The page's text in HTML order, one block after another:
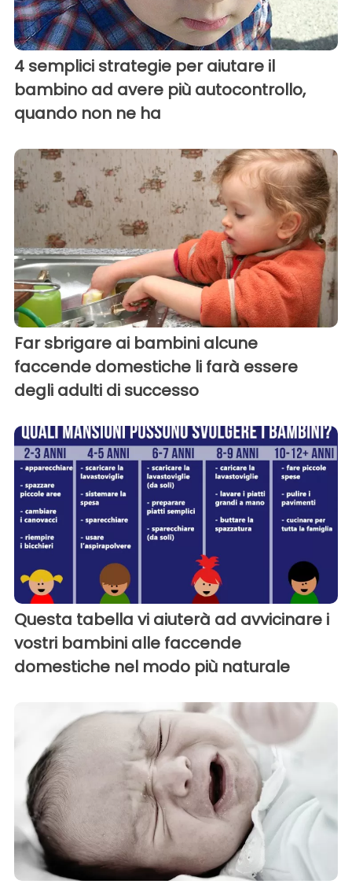
4 semplici strategie per aiutare il
bambino ad avere più autocontrollo,
quando non ne ha
Far sbrigare ai bambini alcune
faccende domestiche li farà essere
degli adulti di successo
Questa tabella vi aiuterà ad avvicinare i
vostri bambini alle faccende
domestiche nel modo più naturale